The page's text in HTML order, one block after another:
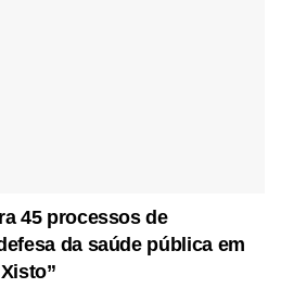
45 processos de
da saúde pública em